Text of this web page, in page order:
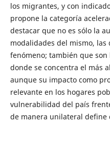
los migrantes, y con
propone la categoría
destacar que no es sólo la
modalidades del mismo,
fenómeno; también que
donde se concentra el más
aunque su impacto como
relevante en los hogares
vulnerabilidad del país
de manera unilateral define